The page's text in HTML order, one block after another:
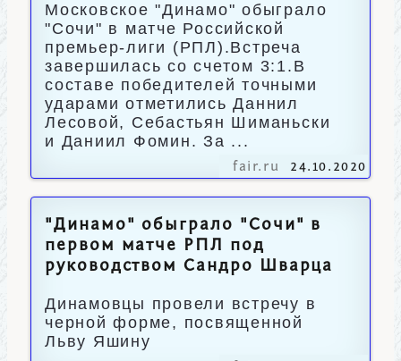
Московское "Динамо" обыграло
"Сочи" в матче Российской
премьер-лиги (РПЛ).Встреча
завершилась со счетом 3:1.В
составе победителей точными
ударами отметились Даннил
Лесовой, Себастьян Шиманьски
и Даниил Фомин. За ...
fair.ru 24.10.2020
"Динамо" обыграло "Сочи" в
первом матче РПЛ под
руководством Сандро Шварца
Динамовцы провели встречу в
черной форме, посвященной
Льву Яшину